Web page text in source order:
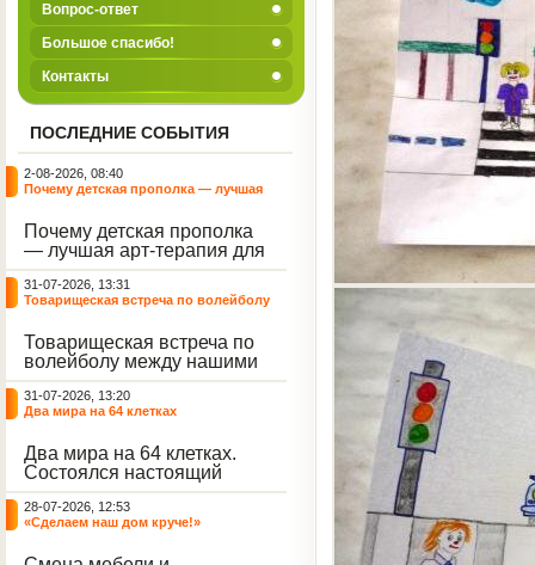
Вопрос-ответ
Большое спасибо!
Контакты
ПОСЛЕДНИЕ СОБЫТИЯ
2-08-2026, 08:40
Почему детская прополка — лучшая
Почему детская прополка
— лучшая арт-терапия для
воспитателя?
31-07-2026, 13:31
Товарищеская встреча по волейболу
Товарищеская встреча по
волейболу между нашими
воспитанниками и
сельскими ребятами.
31-07-2026, 13:20
Два мира на 64 клетках
Два мира на 64 клетках.
Состоялся настоящий
интеллектуальный
праздник — турнир по
шахматам и шашкам.
28-07-2026, 12:53
«Сделаем наш дом круче!»